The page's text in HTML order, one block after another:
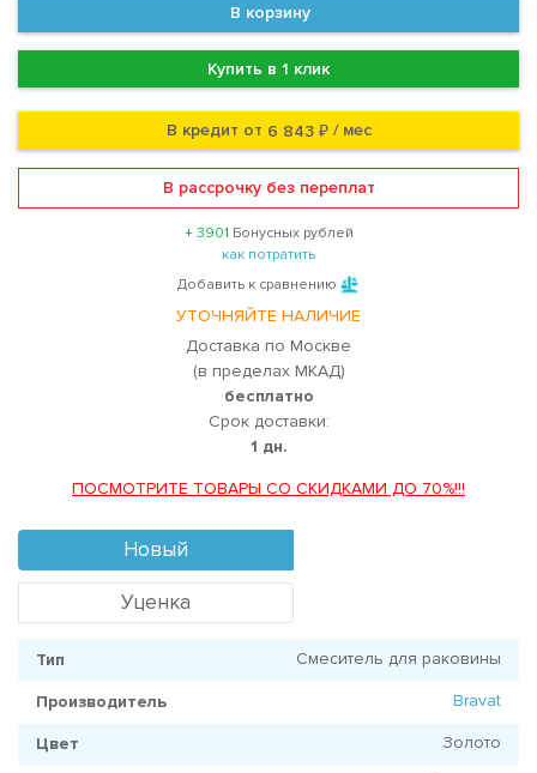
В корзину
Купить в 1 клик
В кредит от 6 843 ₽/ мес
В рассрочку без переплат
+ 3901 Бонусных рублей
как потратить
Добавить к сравнению
УТОЧНЯЙТЕ НАЛИЧИЕ
Доставка по Москве
(в пределах МКАД)
бесплатно
Срок доставки:
1 дн.
ПОСМОТРИТЕ ТОВАРЫ СО СКИДКАМИ ДО 70%!!!
Новый
Уценка
Тип Смеситель для раковины
Производитель Bravat
Цвет Золото